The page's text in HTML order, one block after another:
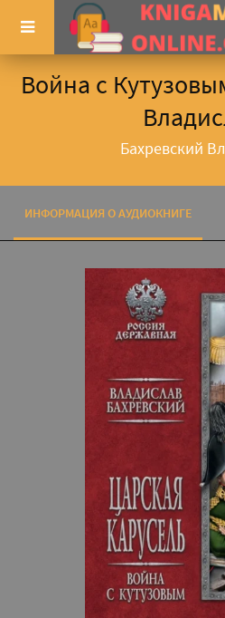
Война с
Бахревский
ИНФОРМАЦИЯ О АУДИОКНИГЕ